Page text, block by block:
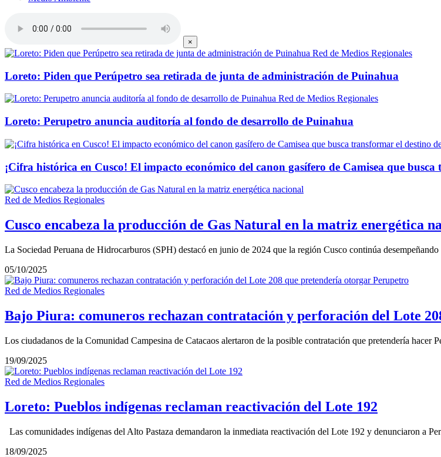
×
Red de Medios Regionales
Loreto: Piden que Perúpetro sea retirada de junta de administración de Puinahua
Red de Medios Regionales
Loreto: Perupetro anuncia auditoría al fondo de desarrollo de Puinahua
¡Cifra histórica en Cusco! El impacto económico del canon gasífero de Camisea que
Red de Medios Regionales
Cusco encabeza la producción de Gas Natural en la matriz energética
La Sociedad Peruana de Hidrocarburos (SPH) destacó en junio de 2024 que la región Cusco continúa
05/10/2025
Red de Medios Regionales
Bajo Piura: comuneros rechazan contratación y perforación del Lote
Los ciudadanos de la Comunidad Campesina de Catacaos alertaron de la posible contratación que pretendería hacer
19/09/2025
Red de Medios Regionales
Loreto: Pueblos indígenas reclaman reactivación del Lote 192
Las comunidades indígenas del Alto Pastaza demandaron la inmediata reactivación del Lote 192 y denunciaron a
18/09/2025